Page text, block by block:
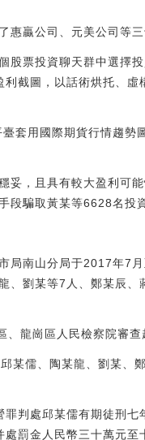
惠贏公司、元美公司等三
股票投資聊天群中選擇
利截圖，以話術烘托、
套用國際期貨行情趨勢
妥，且具有較大盈利可
段騙取黃某等6628名投
局南山分局于2017年7
、劉某等7人、鄭某辰
龍崗區人民檢察院審查
某儒、陶某龍、劉某、
判處邱某儒有期徒刑
罰金人民幣三十萬元